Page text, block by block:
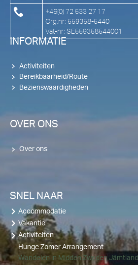
+46(0) 72 533 27 17
Org.nr: 559358-5440
Vat-nr: SE559358544001
INFORMATIE
Activiteiten
Bereikbaarheid/Route
Bezienswaardigheden
OVER ONS
Over ons
SNEL NAAR
Accommodatie
Vakantie
Activiteiten
Hunge Zomer Arrangement
Wandelen in Midden Zweden Jämtland